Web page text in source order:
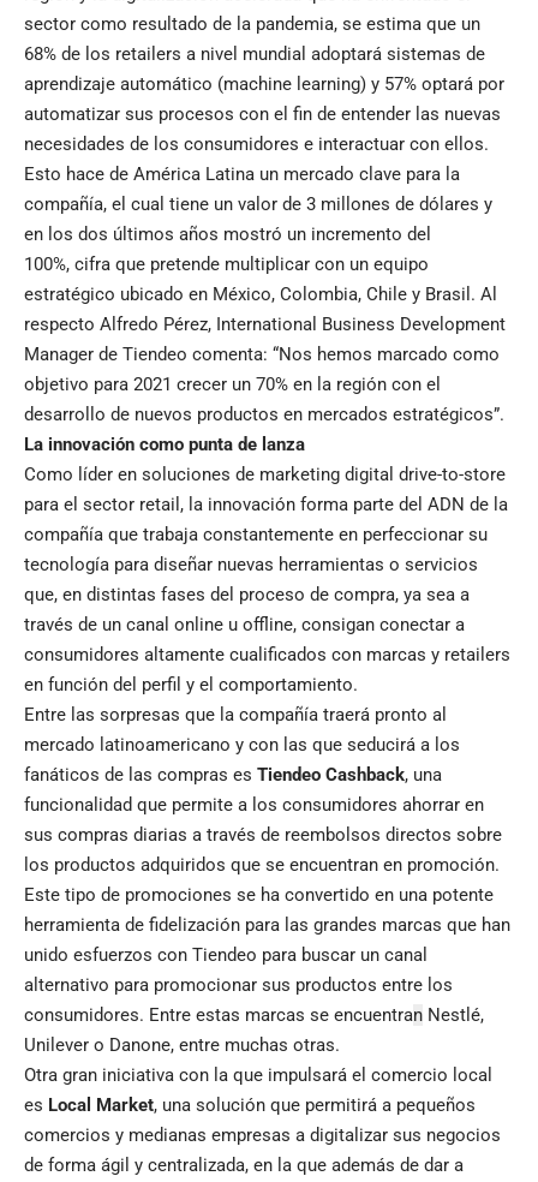
sector como resultado de la pandemia, se estima que un
68% de los retailers a nivel mundial adoptará sistemas de
aprendizaje automático (machine learning) y 57% optará por
automatizar sus procesos con el fin de entender las nuevas
necesidades de los consumidores e interactuar con ellos.
Esto hace de América Latina un mercado clave para la
compañía, el cual tiene un valor de 3 millones de dólares y
en los dos últimos años mostró un incremento del
100%, cifra que pretende multiplicar con un equipo
estratégico ubicado en México, Colombia, Chile y Brasil. Al
respecto Alfredo Pérez, International Business Development
Manager de Tiendeo comenta: “Nos hemos marcado como
objetivo para 2021 crecer un 70% en la región con el
desarrollo de nuevos productos en mercados estratégicos”.
La innovación como punta de lanza
Como líder en soluciones de marketing digital drive-to-store
para el sector retail, la innovación forma parte del ADN de la
compañía que trabaja constantemente en perfeccionar su
tecnología para diseñar nuevas herramientas o servicios
que, en distintas fases del proceso de compra, ya sea a
través de un canal online u offline, consigan conectar a
consumidores altamente cualificados con marcas y retailers
en función del perfil y el comportamiento.
Entre las sorpresas que la compañía traerá pronto al
mercado latinoamericano y con las que seducirá a los
fanáticos de las compras es Tiendeo Cashback, una
funcionalidad que permite a los consumidores ahorrar en
sus compras diarias a través de reembolsos directos sobre
los productos adquiridos que se encuentran en promoción.
Este tipo de promociones se ha convertido en una potente
herramienta de fidelización para las grandes marcas que han
unido esfuerzos con Tiendeo para buscar un canal
alternativo para promocionar sus productos entre los
consumidores. Entre estas marcas se encuentran Nestlé,
Unilever o Danone, entre muchas otras.
Otra gran iniciativa con la que impulsará el comercio local
es Local Market, una solución que permitirá a pequeños
comercios y medianas empresas a digitalizar sus negocios
de forma ágil y centralizada, en la que además de dar a